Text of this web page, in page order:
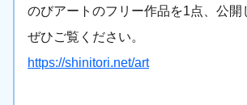
のびアートのフリー作品を1点、公開
ぜひご覧ください。
https://shinitori.net/art